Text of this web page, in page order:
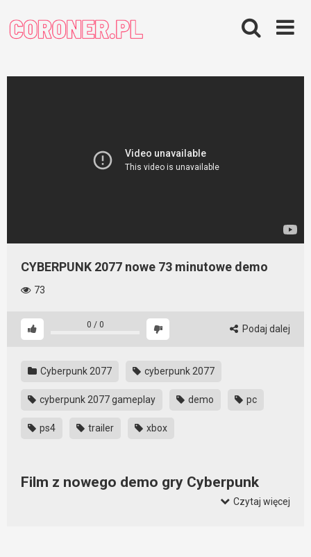
content
CYBERPUNK 2077 nowe 73 minutowe demo
73
0 / 0 Podaj dalej
Cyberpunk 2077 cyberpunk 2077
cyberpunk 2077 gameplay demo pc
ps4 trailer xbox
Film z nowego demo gry Cyberpunk
Czytaj więcej